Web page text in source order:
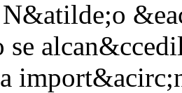
se